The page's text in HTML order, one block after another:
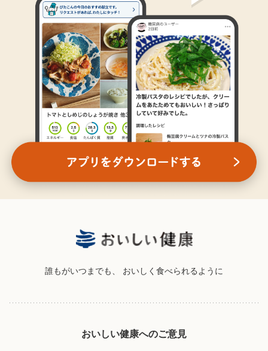
誰もがいつまでも、 おいしく食べられるように
おいしい健康へのご意見